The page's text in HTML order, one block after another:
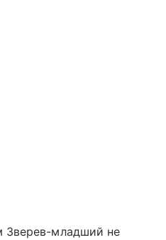
Зверев-младший не